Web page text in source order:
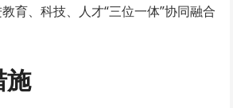
育、科技、人才“三位一体”协同融合
施